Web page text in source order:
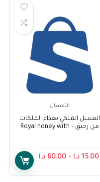
الأعسال
العسل الملكي بغذاء الملكات
من رحيق – Royal honey with
15.00 د.ا –
60.00 د.ا